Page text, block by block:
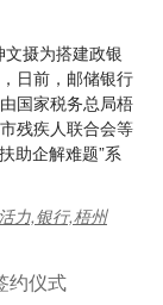
摄为搭建政银
日前，邮储银行
国家税务总局梧
残疾人联合会等
助企解难题”系
力,银行,梧州